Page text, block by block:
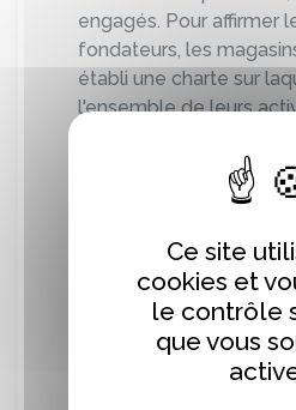
engagés. Pour affirmer
fondateurs, les
établi une charte sur
l'ensemble de leurs
Esprit de coopération
d'une agriculture
commerciales, qualité
participation des
piliers d'un texte
acteurs du réseau.
Ce site
cookies et
le contrôle
que vous